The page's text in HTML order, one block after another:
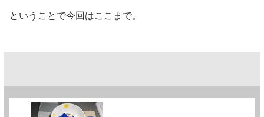
ということで今回はここまで。